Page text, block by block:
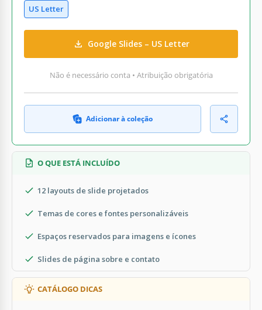
US Letter
Google Slides – US Letter
Não é necessário conta • Atribuição obrigatória
Adicionar à coleção
O QUE ESTÁ INCLUÍDO
12 layouts de slide projetados
Temas de cores e fontes personalizáveis
Espaços reservados para imagens e ícones
Slides de página sobre e contato
CATÁLOGO DICAS